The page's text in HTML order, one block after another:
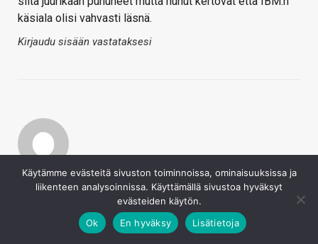
käsiala olisi vahvasti läsnä.
Kirjaudu sisään vastataksesi
Krüger
29.7.2021
Osake laski tuosta taas jonkin verran, onko tuolla
kuitenkaan käytännössä mitään merkitystä muuta kuin
että taivutaan kilpalijoiden vuoksi ja joudutaan pelaamaan
Käytämme evästeitä sivuston toiminnoissa, ominaisuuksissa ja
liikenteen analysoinnissa. Käyttämällä sivustoa hyväksyt
evästeiden käytön.
Ok
En hyväksy Lisätietoja